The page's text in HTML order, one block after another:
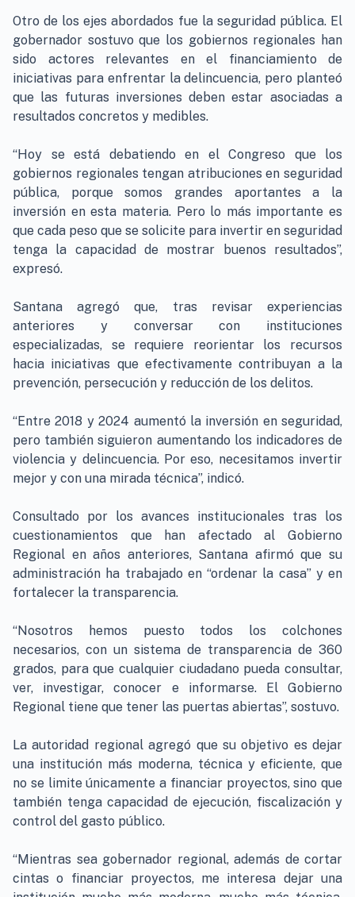
Otro de los ejes abordados fue la seguridad pública. El
gobernador sostuvo que los gobiernos regionales han
sido actores relevantes en el financiamiento de
iniciativas para enfrentar la delincuencia, pero planteó
que las futuras inversiones deben estar asociadas a
resultados concretos y medibles.
“Hoy se está debatiendo en el Congreso que los
gobiernos regionales tengan atribuciones en seguridad
pública, porque somos grandes aportantes a la
inversión en esta materia. Pero lo más importante es
que cada peso que se solicite para invertir en seguridad
tenga la capacidad de mostrar buenos resultados”,
expresó.
Santana agregó que, tras revisar experiencias
anteriores y conversar con instituciones
especializadas, se requiere reorientar los recursos
hacia iniciativas que efectivamente contribuyan a la
prevención, persecución y reducción de los delitos.
“Entre 2018 y 2024 aumentó la inversión en seguridad,
pero también siguieron aumentando los indicadores de
violencia y delincuencia. Por eso, necesitamos invertir
mejor y con una mirada técnica”, indicó.
Consultado por los avances institucionales tras los
cuestionamientos que han afectado al Gobierno
Regional en años anteriores, Santana afirmó que su
administración ha trabajado en “ordenar la casa” y en
fortalecer la transparencia.
“Nosotros hemos puesto todos los colchones
necesarios, con un sistema de transparencia de 360
grados, para que cualquier ciudadano pueda consultar,
ver, investigar, conocer e informarse. El Gobierno
Regional tiene que tener las puertas abiertas”, sostuvo.
La autoridad regional agregó que su objetivo es dejar
una institución más moderna, técnica y eficiente, que
no se limite únicamente a financiar proyectos, sino que
también tenga capacidad de ejecución, fiscalización y
control del gasto público.
“Mientras sea gobernador regional, además de cortar
cintas o financiar proyectos, me interesa dejar una